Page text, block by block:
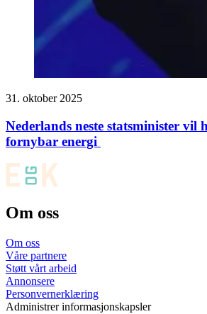
31. oktober 2025
Nederlands neste statsminister vil
fornybar energi
Om oss
Om oss
Våre partnere
Støtt vårt arbeid
Annonsere
Personvernerklæring
Administrer informasjonskapsler